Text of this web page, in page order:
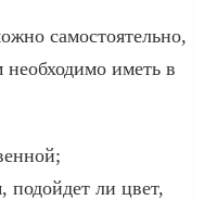
самостоятельно,
иметь в
подойдет ли цвет,